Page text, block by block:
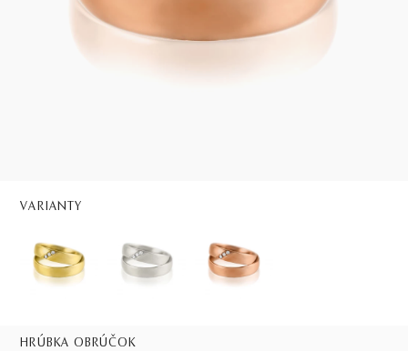
VARIANTY
HRÚBKA OBRÚČOK